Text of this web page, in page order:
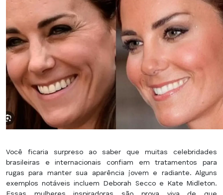
Você ficaria surpreso ao saber que muitas celebridades
brasileiras e internacionais confiam em tratamentos para
rugas para manter sua aparência jovem e radiante. Alguns
exemplos notáveis incluem Deborah Secco e Kate Midleton.